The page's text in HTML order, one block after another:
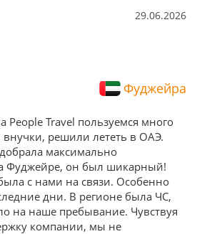
29.06.2026
Фуджейра
People Travel пользуемся много
внучки, решили лететь в ОАЭ.
максимально
Фуджейре, он был шикарный!
с нами на связи. Особенно
дни. В регионе была ЧС,
на наше пребывание. Чувствуя
компании, мы не